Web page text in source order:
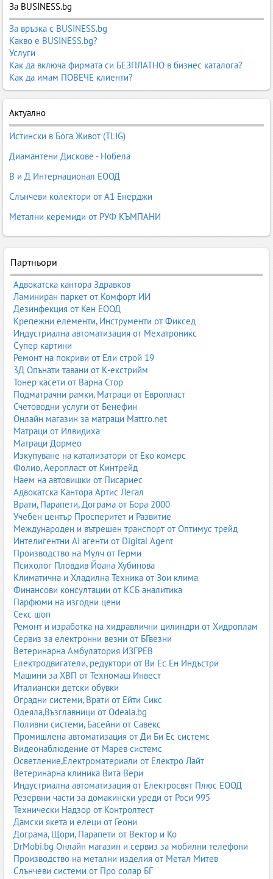
общините. Тя включва министерства, държавни агенции,
изпълнителни агенции, държавни комисии, областни и
общински администрации, кметства, териториални структури,
полицейски управления, съдебна власт и дипломатически
представителства.
В Business.bg ще откриете информация за
институции, общински структури, административни услуги,
полицейски управления, съдебни органи и дипломатически
мисии.
Основни административни системи
I. Държавна администрация
Държавна администрация
Министерства
Държавни агенции
Изпълнителни агенции
Териториални администрации
Областна администрация
Районни полицейски управления
Регионални дирекции на МВР
Съдебна власт
Посолства и дипломатически мисии
II. Общинска администрация
Общинска администрация
Администрация по райони
Кметства
Общински служби
ОП Чистота и общински предприятия
Администрация по градове
Администрация София
Администрация Пловдив
Администрация Варна
Администрация Бургас
Администрация Хасково
Администрация Плевен
Администрация Велико Търново
Администрация Пазарджик
Администрация Видин
Администрация Кърджали
Администрация Разград
Администрация Смолян
Администрация Търговище
Администрация Враца
Администрация Кюстендил
Администрация Перник
Администрация Русе
Администрация Габрово
Администрация Ловеч
Администрация Силистра
Администрация Шумен
Администрация Добрич
Администрация Монтана
Администрация Сливен
Администрация Ямбол
Всички държавни и общински администрации в България
Виж всички институции
За BUSINESS.bg
За връзка с BUSINESS.bg
Какво е BUSINESS.bg?
Услуги
Как да включа фирмата си БЕЗПЛАТНО в бизнес каталога?
Как да имам ПОВЕЧЕ клиенти?
Актуално
Истински в Бога Живот (TLIG)
Диамантени Дискове - Нобела
В и Д Интернационал ЕООД
Слънчеви колектори от А1 Енерджи
Метални керемиди от РУФ КЪМПАНИ
Партньори
Адвокатска кантора Здравков
Ламиниран паркет от Комфорт ИИ
Дезинфекция от Кен ЕООД
Крепежни елементи, Инструменти от Фиксед
Индустриална автоматизация от Мехатроникс
Супер картини
Ремонт на покриви от Ели строй 19
3Д Опънати тавани от К-екстрийм
Тонер касети от Варна Стор
Подматрачни рамки, Матраци от Европласт
Счетоводни услуги от Бенефин
Онлайн магазин за матраци Mattro.net
Матраци от Илвидиха
Матраци Дормео
Изкупуване на катализатори от Еко комерс
Фолио, Аеропласт от Кинтрейд
Наем на автовишки от Писариес
Адвокатска Кантора Артис Легал
Врати, Парапети, Дограма от Бора 2000
Учебен център Просперитет и Развитие
Международен и вътрешен транспорт от Оптимус трейд
Интелигентни AI агенти от Digital Agent
Производство на Мулч от Герми
Психолог Пловдив Йоана Хубинова
Климатична и Хладилна Техника от Зои клима
Финансови консултации от КСБ аналитика
Парфюми на изгодни цени
Секс шоп
Ремонт и изработка на хидравлични цилиндри от Хидроплам
Сервиз за електронни везни от БГвезни
Ветеринарна Амбулатория ИЗГРЕВ
Електродвигатели, редуктори от Ви Ес Ен Индъстри
Машини за ХВП от Техномаш Инвест
Италиански детски обувки
Оградни системи, Врати от Ейти Сикс
Одеяла,Възглавници от Odeala.bg
Поливни системи, Басейни от Савекс
Промишлена автоматизация от Ди Би Ес системс
Видеонаблюдение от Марев системс
Осветление,Електроматериали от Електро Лайт
Ветеринарна клиника Вита Вери
Индустриална автоматизация от Електросвят Плюс ЕООД
Резервни части за домакински уреди от Роси 995
Технически Надзор от Контролтест
Дамски якета и елеци от Геони
Дограма, Щори, Парапети от Вектор и Ко
DrMobi.bg Онлайн магазин и сервиз за мобилни телефони
Производство на метални изделия от Метал Митев
Слънчеви системи от Про солар БГ